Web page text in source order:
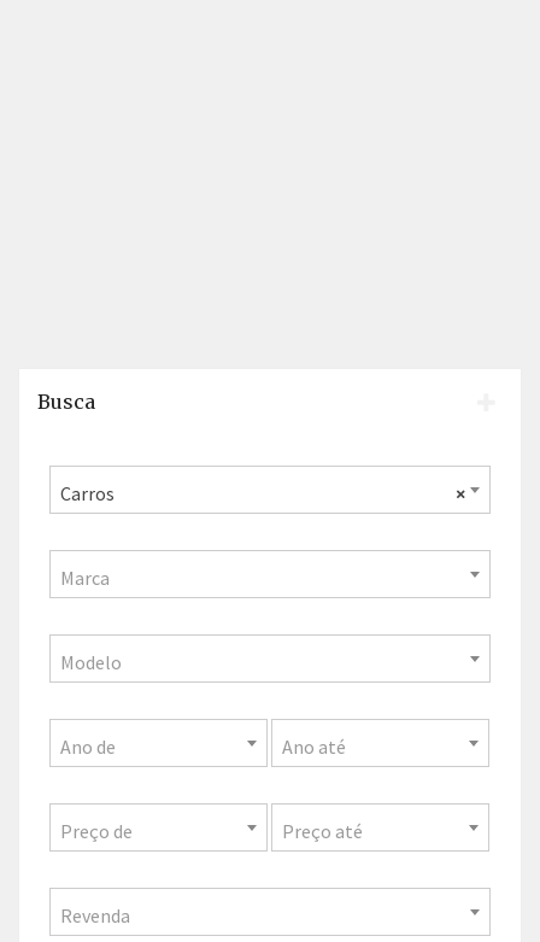
Busca
×
Carros
Marca
Modelo
Ano de Ano até
Preço de Preço até
Revenda